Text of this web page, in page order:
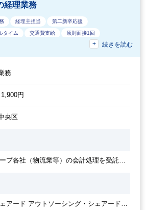
経理業務
経理主担当 第二新卒応援
タイム 交通費支給 原則面接1回
30代活躍中
月10時間未満 土日祝休み オフィスが禁煙
続きを読む
務
時給：1,700円～ 1,900円
央区
プ各社（物流業等）の会計処理を受託し
理・実施 ・出金処理（伝票起票、チェッ
登録） ・日次の振込業務（伝票確認含
アード アウトソーシング・シェアードサ